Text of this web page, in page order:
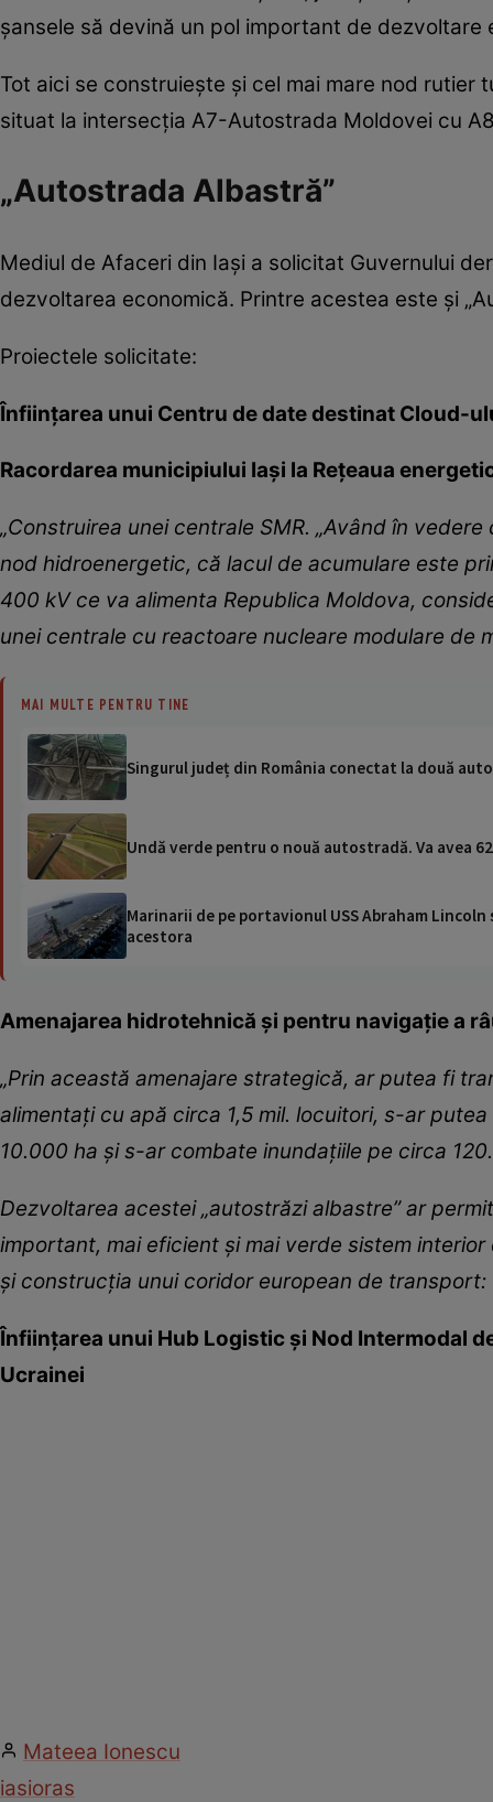
șansele să devină un pol important de dezvoltare
Tot aici se construiește și cel mai mare nod rutier
situat la intersecția A7-Autostrada Moldovei cu
„Autostrada Albastră”
Mediul de Afaceri din Iași a solicitat Guvernului
dezvoltarea economică. Printre acestea este și
Proiectele solicitate:
Înființarea unui Centru de date destinat Cloud-
Racordarea municipiului Iași la Rețeaua
„Construirea unei centrale SMR. „Având în
nod hidroenergetic, că lacul de acumulare este
400 kV ce va alimenta Republica Moldova,
unei centrale cu reactoare nucleare modulare de
MAI MULTE PENTRU TINE
Singurul județ din România conectat la două
Undă verde pentru o nouă autostradă. Va avea
Marinarii de pe portavionul USS Abraham
acestora
Amenajarea hidrotehnică și pentru navigație a
„Prin această amenajare strategică, ar putea fi
alimentați cu apă circa 1,5 mil. locuitori, s-ar
10.000 ha și s-ar combate inundațiile pe circa
Dezvoltarea acestei „autostrăzi albastre” ar
important, mai eficient și mai verde sistem
și construcția unui coridor european de transport:
Înființarea unui Hub Logistic și Nod Intermodal
Ucrainei
Mateea Ionescu
iasioras